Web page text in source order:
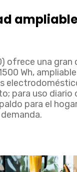
ampliable
ofrece una gran
Wh,
para uso diario
para el